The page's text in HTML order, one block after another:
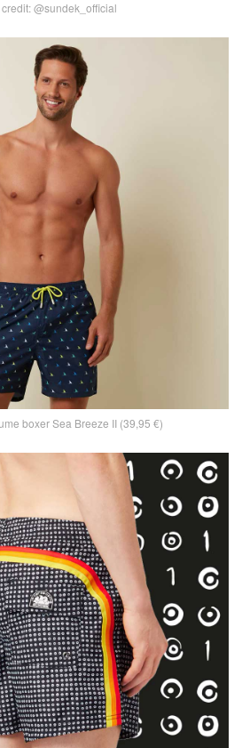
@sundek_official
boxer Sea Breeze II (39,95 €)